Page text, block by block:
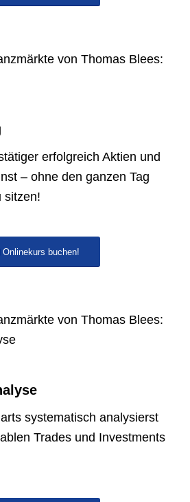
erfolgreich Aktien und
– ohne den ganzen Tag
sitzen!
Onlinekurs buchen!
systematisch analysierst
Trades und Investments